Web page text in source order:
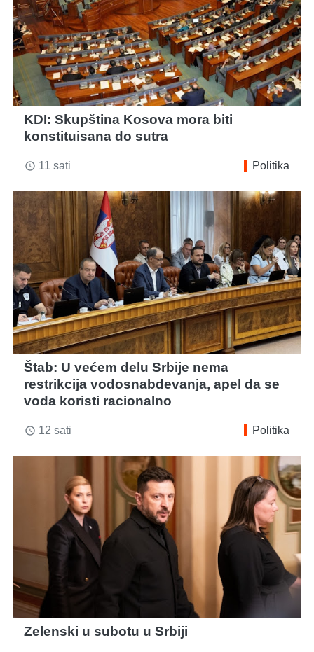
KDI: Skupština Kosova mora biti
konstituisana do sutra
access_time 11 sati Politika
Štab: U većem delu Srbije nema
restrikcija vodosnabdevanja, apel da se
voda koristi racionalno
access_time 12 sati Politika
Zelenski u subotu u Srbiji